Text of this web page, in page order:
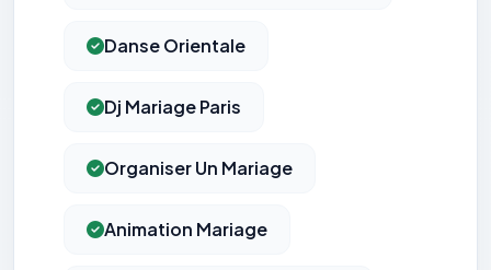
Danse Orientale
Dj Mariage Paris
Organiser Un Mariage
Animation Mariage